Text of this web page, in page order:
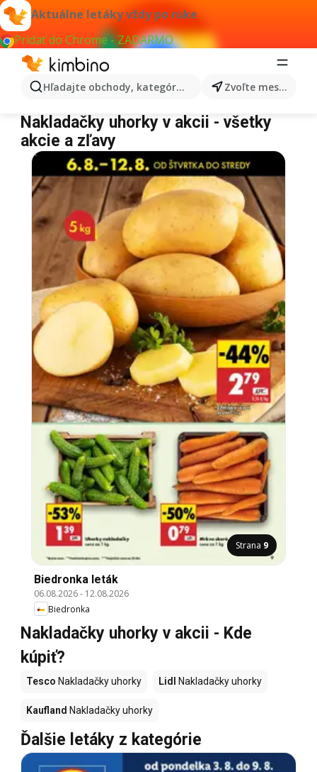
Aktuálne letáky vždy po ruke
Pridať do Chrome - ZADARMO
Hľadajte obchody, kategórie, produkty... Zvoľte mesto
Nakladačky uhorky
Nakladačky uhorky v akcii - všetky
akcie a zľavy
Strana 9
Biedronka leták
06.08.2026- 12.08.2026
Biedronka
Nakladačky uhorky v akcii - Kde
kúpiť?
Tesco Nakladačky uhorky Lidl Nakladačky uhorky
Kaufland Nakladačky uhorky
Ďalšie letáky z kategórie